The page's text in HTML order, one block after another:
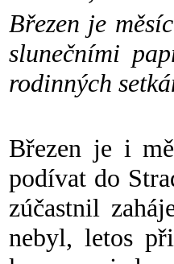
Březen je
slunečními
rodinných
Březen je i
podívat do
zúčastnil
nebyl, letos